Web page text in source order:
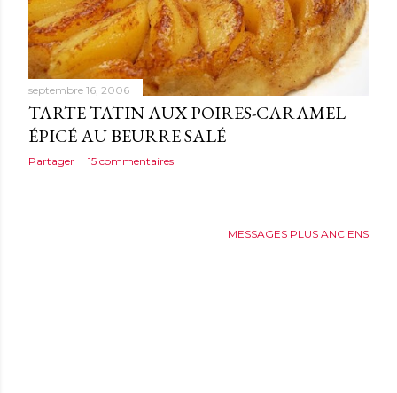
septembre 16, 2006
TARTE TATIN AUX POIRES-CARAMEL
ÉPICÉ AU BEURRE SALÉ
Partager 15 commentaires
MESSAGES PLUS ANCIENS